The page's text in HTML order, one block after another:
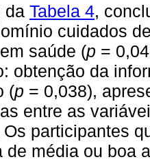
da Tabela 4,
cuidados
saúde (p =
obtenção da
(p = 0,038),
entre as
participantes
de média ou boa